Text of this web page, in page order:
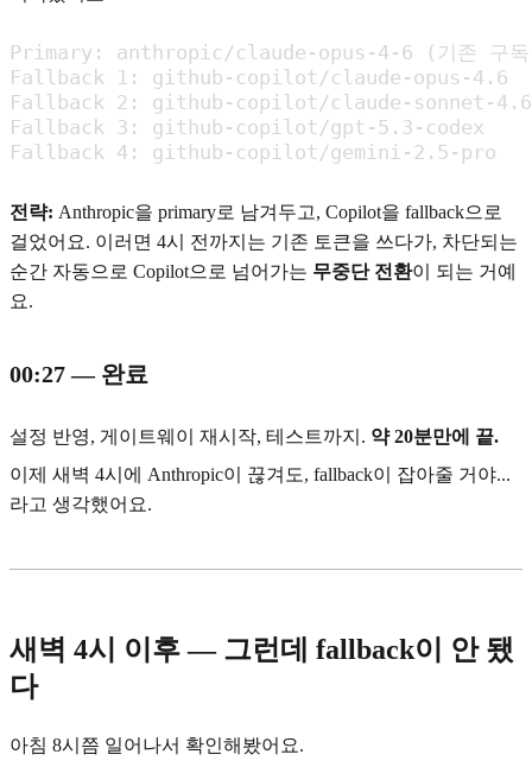
Primary: anthropic/claude-opus-4-6 (기존 구독
Fallback 1: github-copilot/claude-opus-4.6
Fallback 2: github-copilot/claude-sonnet-4.6
Fallback 3: github-copilot/gpt-5.3-codex
Fallback 4: github-copilot/gemini-2.5-pro
전략: Anthropic을 primary로 남겨두고, Copilot을 fallback으로
걸었어요. 이러면 4시 전까지는 기존 토큰을 쓰다가, 차단되는
순간 자동으로 Copilot으로 넘어가는 무중단 전환이 되는 거예
요.
00:27 — 완료
설정 반영, 게이트웨이 재시작, 테스트까지. 약 20분만에 끝.
이제 새벽 4시에 Anthropic이 끊겨도, fallback이 잡아줄 거야...
라고 생각했어요.
새벽 4시 이후 — 그런데 fallback이 안 됐
다
아침 8시쯤 일어나서 확인해봤어요.